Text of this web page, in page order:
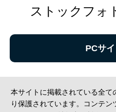
ストックフォ
PCサ
本サイトに掲載されている全て
り保護されています。コンテ